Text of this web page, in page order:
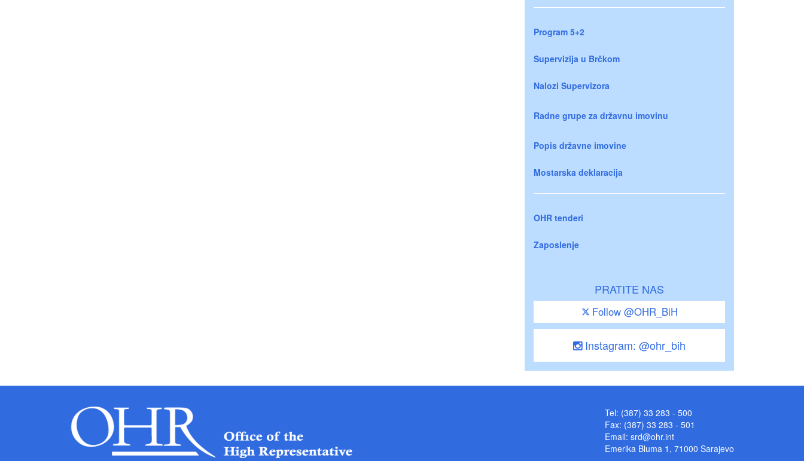
Program 5+2
Supervizija u Brčkom
Nalozi Supervizora
Radne grupe za državnu imovinu
Popis državne imovine
Mostarska deklaracija
OHR tenderi
Zaposlenje
PRATITE NAS
Follow @OHR_BiH
Instagram: @ohr_bih
Tel: (387) 33 283 - 500
Fax: (387) 33 283 - 501
Email: srd@ohr.int
Emerika Bluma 1, 71000 Sarajevo